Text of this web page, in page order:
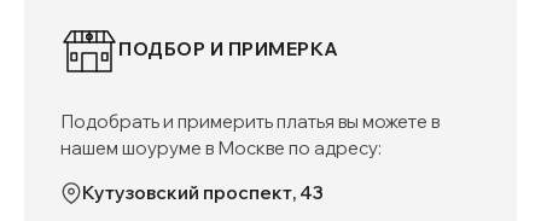
ПОДБОР И ПРИМЕРКА
Подобрать и примерить платья вы можете в
нашем шоуруме в Москве по адресу:
Кутузовский проспект, 43